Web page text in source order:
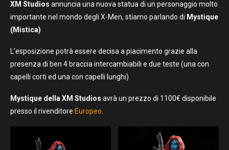
XM Studios annuncia una nuova statua di un personaggio molto
importante nel mondo degli X-Men, stiamo parlando di Mystique
(Mistica)
L’esposizione potrà essere decisa a piacimento grazie alla
presenza di ben 4 braccia intercambiabili e due teste (una con
capelli corti ed una con capelli lunghi)
Mystique della XM Studios avrà un prezzo di 1100€ disponibile
presso il rivenditore Europeo